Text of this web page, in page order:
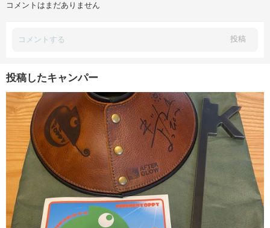
コメントはまだありません
投稿
投稿したキャンパー